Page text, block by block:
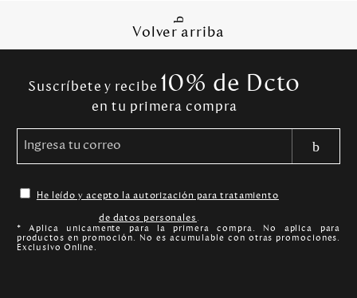
Volver arriba
Suscríbete y recibe 10% de Dcto
en tu primera compra
He leído y acepto la autorización para tratamiento
de datos personales.
* Aplica unicamente para la primera compra. No aplica para
productos en promoción. No es acumulable con otras promociones.
Exclusivo Online.